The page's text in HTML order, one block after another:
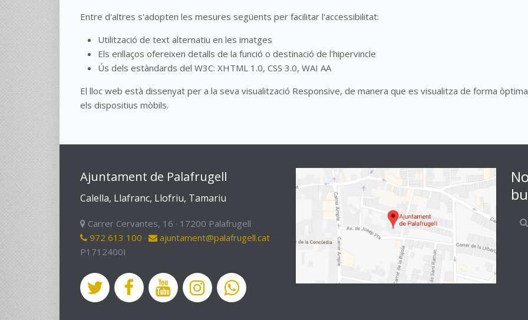
Entre d'altres s'adopten les mesures següents per facilitar l'accessibilitat:
Utilització de text alternatiu en les imatges
Els enllaços ofereixen detalls de la funció o destinació de l'hipervincle
Ús dels estàndards del W3C: XHTML 1.0, CSS 3.0, WAI AA
El lloc web està dissenyat per a la seva visualització Responsive, de manera que es visualitza de forma
els dispositius mòbils.
Ajuntament de Palafrugell
Calella, Llafranc, Llofriu, Tamariu
Carrer Cervantes, 16 · 17200 Palafrugell
972 613 100 ·
ajuntament@palafrugell.cat
P1712400I